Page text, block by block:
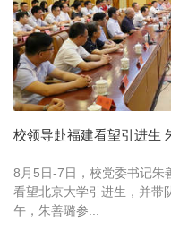
校领导赴福建看望引进生
8月5日-7日，校党委书记朱
看望北京大学引进生，并带
午，朱善璐参...